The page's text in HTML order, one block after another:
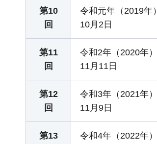
第10
回
令和元年（2019年）
10月2日
第11
回
令和2年（2020年）
11月11日
第12
回
令和3年（2021年）
11月9日
第13
令和4年（2022年）